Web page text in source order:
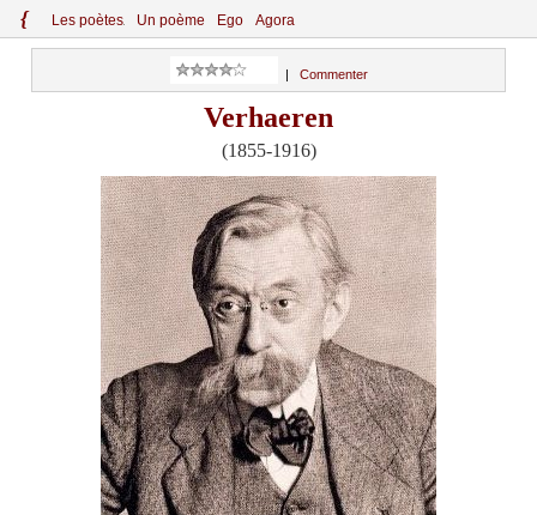
{ Les poètes Un poème Ego Agora
Commenter
Verhaeren
(1855-1916)